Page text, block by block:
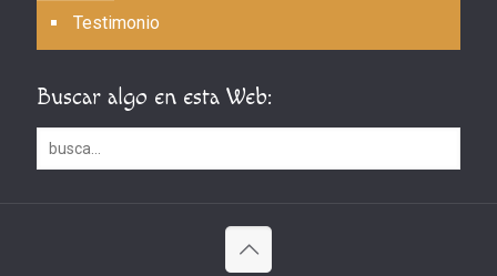
Testimonio
Buscar algo en esta Web: